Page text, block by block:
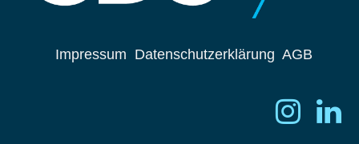
Impressum Datenschutzerklärung AGB